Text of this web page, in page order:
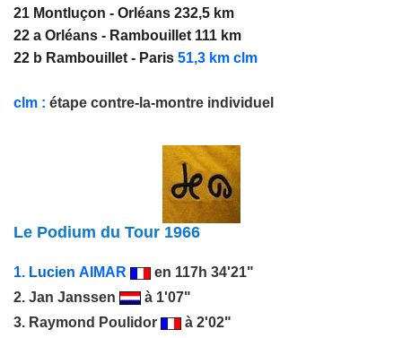
21 Montluçon - Orléans 232,5 km
22 a Orléans - Rambouillet 111 km
22 b Rambouillet - Paris 51,3 km clm
clm : étape contre-la-montre individuel
Le Podium du Tour 1966
1. Lucien AIMAR
en 117h 34'21"
2. Jan Janssen
à 1'07"
3. Raymond Poulidor à 2'02"